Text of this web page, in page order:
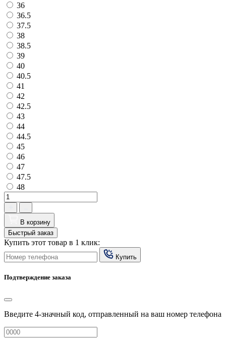
36
36.5
37.5
38
38.5
39
40
40.5
41
42
42.5
43
44
44.5
45
46
47
47.5
48
В корзину
Быстрый заказ
Купить этот товар в 1 клик:
Купить
Подтверждение заказа
Введите 4-значный код, отправленный на ваш номер телефона